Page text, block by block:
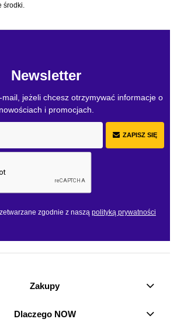
środki.
Newsletter
jeżeli chcesz otrzymywać informacje o
nowościach i promocjach.
ZAPISZ SIĘ
zgodnie z naszą polityką prywatności
Zakupy
Dlaczego NOW